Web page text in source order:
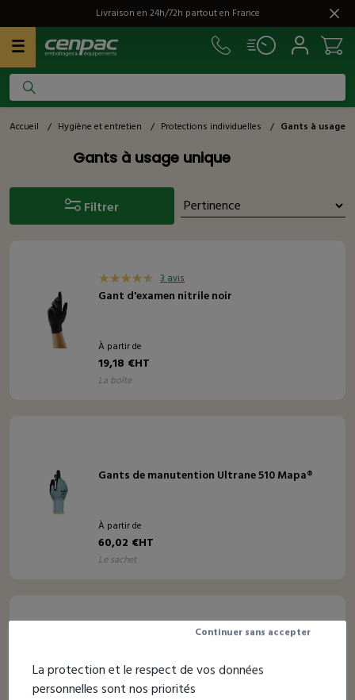
Livraison en 24h/72h partout en France
Accueil / Hygiène et entretien / Protections individuelles / Gants à usage
Gants à usage unique
Filtrer
3 avis
Gant d'examen nitrile noir
À partir de
19,18 €HT
la boîte
Gants de manutention Ultrane 510 Mapa®
À partir de
60,02 €HT
le sachet
La protection et le respect de vos données
personnelles sont nos priorités
Continuer sans accepter